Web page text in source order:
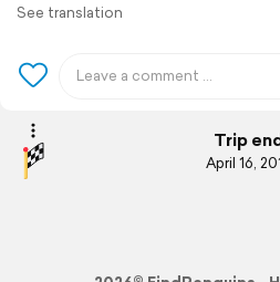
See translation
Trip
April 16,